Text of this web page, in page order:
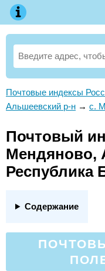
Почтовые индексы
Альшеевский р-н → с.
Почтовый
Мендяново,
Республика
Содержание